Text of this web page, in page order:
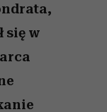
się w